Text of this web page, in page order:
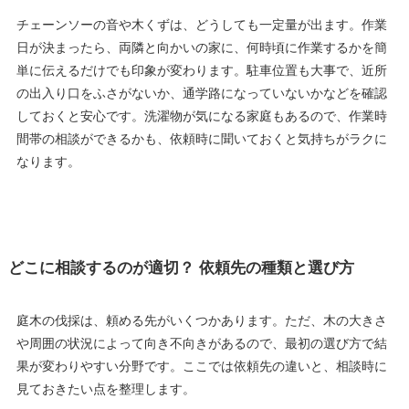
チェーンソーの音や木くずは、どうしても一定量が出ます。作業
日が決まったら、両隣と向かいの家に、何時頃に作業するかを簡
単に伝えるだけでも印象が変わります。駐車位置も大事で、近所
の出入り口をふさがないか、通学路になっていないかなどを確認
しておくと安心です。洗濯物が気になる家庭もあるので、作業時
間帯の相談ができるかも、依頼時に聞いておくと気持ちがラクに
なります。
どこに相談するのが適切？ 依頼先の種類と選び方
庭木の伐採は、頼める先がいくつかあります。ただ、木の大きさ
や周囲の状況によって向き不向きがあるので、最初の選び方で結
果が変わりやすい分野です。ここでは依頼先の違いと、相談時に
見ておきたい点を整理します。